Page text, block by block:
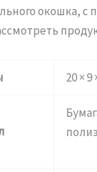
окошка,
20 ×